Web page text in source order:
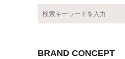
BRAND CONCEPT